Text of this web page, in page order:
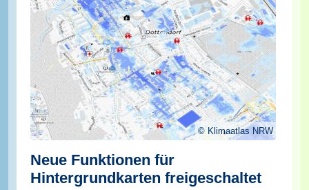
Klimaatlas NRW
Neue Funktionen für
Hintergrundkarten freigeschaltet